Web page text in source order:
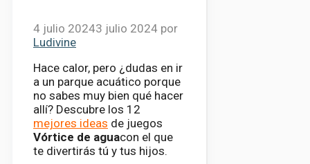
4 julio 20243 julio 2024 por
Ludivine
Hace calor, pero ¿dudas en ir
a un parque acuático porque
no sabes muy bien qué hacer
allí? Descubre los 12
mejores ideas de juegos
Vórtice de aguacon el que
te divertirás tú y tus hijos.